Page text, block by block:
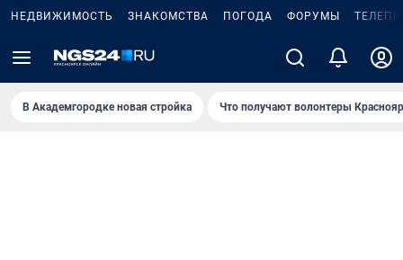
НЕДВИЖИМОСТЬ ЗНАКОМСТВА ПОГОДА ФОРУМЫ
В Академгородке новая стройка Что получают волонтеры